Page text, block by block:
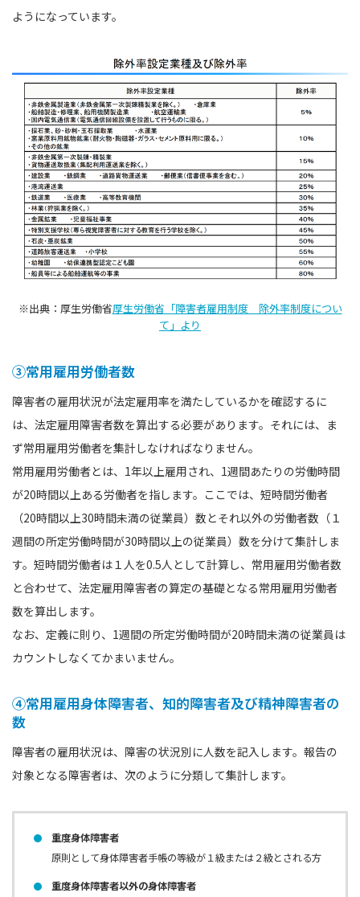
ようになっています。
※出典：厚生労働省厚生労働省「障害者雇用制度 除外率制度につい
て」より
③常⽤雇⽤労働者数
障害者の雇用状況が法定雇用率を満たしているかを確認するに
は、法定雇用障害者数を算出する必要があります。それには、ま
ず常用雇用労働者を集計しなければなりません。
常用雇用労働者とは、1年以上雇用され、1週間あたりの労働時間
が20時間以上ある労働者を指します。ここでは、短時間労働者
（20時間以上30時間未満の従業員）数とそれ以外の労働者数（１
週間の所定労働時間が30時間以上の従業員）数を分けて集計しま
す。短時間労働者は１人を0.5人として計算し、常用雇用労働者数
と合わせて、法定雇用障害者の算定の基礎となる常用雇用労働者
数を算出します。
なお、定義に則り、1週間の所定労働時間が20時間未満の従業員は
カウントしなくてかまいません。
④常用雇用身体障害者、知的障害者及び精神障害者の
数
障害者の雇用状況は、障害の状況別に人数を記入します。報告の
対象となる障害者は、次のように分類して集計します。
重度身体障害者
原則として身体障害者手帳の等級が１級または２級とされる方
重度身体障害者以外の身体障害者